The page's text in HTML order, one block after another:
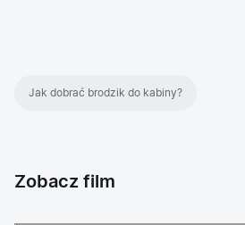
Jak dobrać brodzik do kabiny?
Zobacz film